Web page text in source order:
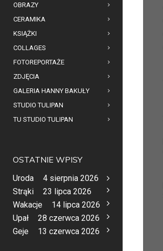
OBRAZY
CERAMIKA
KSIĄŻKI
COLLAGES
FOTOREPORTAŻE
ZDJĘCIA
GALERIA HANNY BAKUŁY
STUDIO TULIPAN
TU STUDIO TULIPAN
OSTATNIE WPISY
Uroda
4 sierpnia 2026
Strąki
23 lipca 2026
Wakacje
14 lipca 2026
Upał
28 czerwca 2026
Geje
13 czerwca 2026